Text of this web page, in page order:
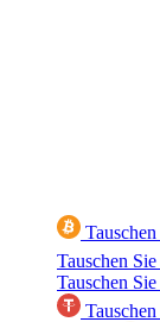
Tauschen
Tauschen